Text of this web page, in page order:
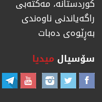
كوردستانە، مەكتەبی
راگەیاندنی ناوەندی
بەڕێوەی دەبات
سۆسیال میدیا